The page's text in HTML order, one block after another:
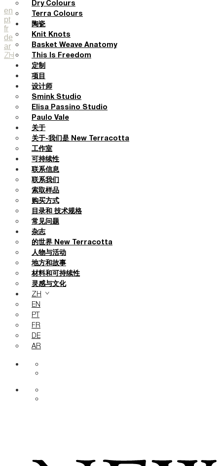
en
pt
fr
de
ar
ZH
Dry Colours
Terra Colours
陶瓷
Knit Knots
Basket Weave Anatomy
This Is Freedom
定制
项目
设计师
Smink Studio
Elisa Passino Studio
Paulo Vale
关于
关于-我们是 New Terracotta
工作室
可持续性
联系信息
联系我们
索取样品
购买方式
目录和 技术规格
常见问题
杂志
的世界 New Terracotta
人物与活动
地方和故事
材料和可持续性
灵感与文化
ZH
EN
PT
FR
DE
AR